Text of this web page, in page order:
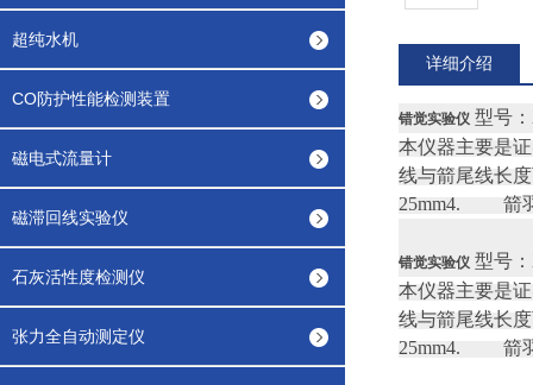
超纯水机
CO防护性能检测装置
磁电式流量计
磁滞回线实验仪
石灰活性度检测仪
张力全自动测定仪
详细介绍
错觉实验仪 型号
本仪器主要是
线与箭尾线长
25mm4. 箭羽
错觉实验仪 型号
本仪器主要是
线与箭尾线长
25mm4. 箭羽